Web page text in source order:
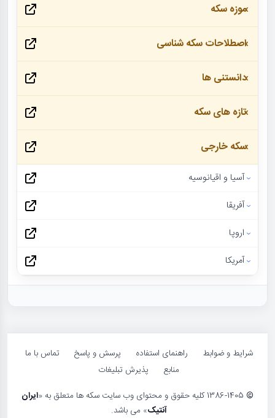
موزه سکه
اصطلاحات سکه شناسی
دانستنی ها
تازه های سکه
سکه خارجی
آسیا و اقیانوسیه
آفریقا
اروپا
آمریکا
شرایط و ضوابط راهنمای استفاده پرسش و پاسخ
تماس با ما
منابع
پذیرش تبلیغات
©
ایران
آنتیک» می باشد.